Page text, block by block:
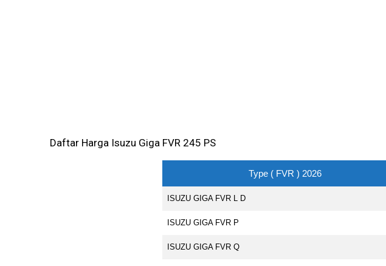
Daftar Harga Isuzu Giga FVR 245 PS
Type ( FVR ) 2026
ISUZU GIGA FVR L D
ISUZU GIGA FVR P
ISUZU GIGA FVR Q